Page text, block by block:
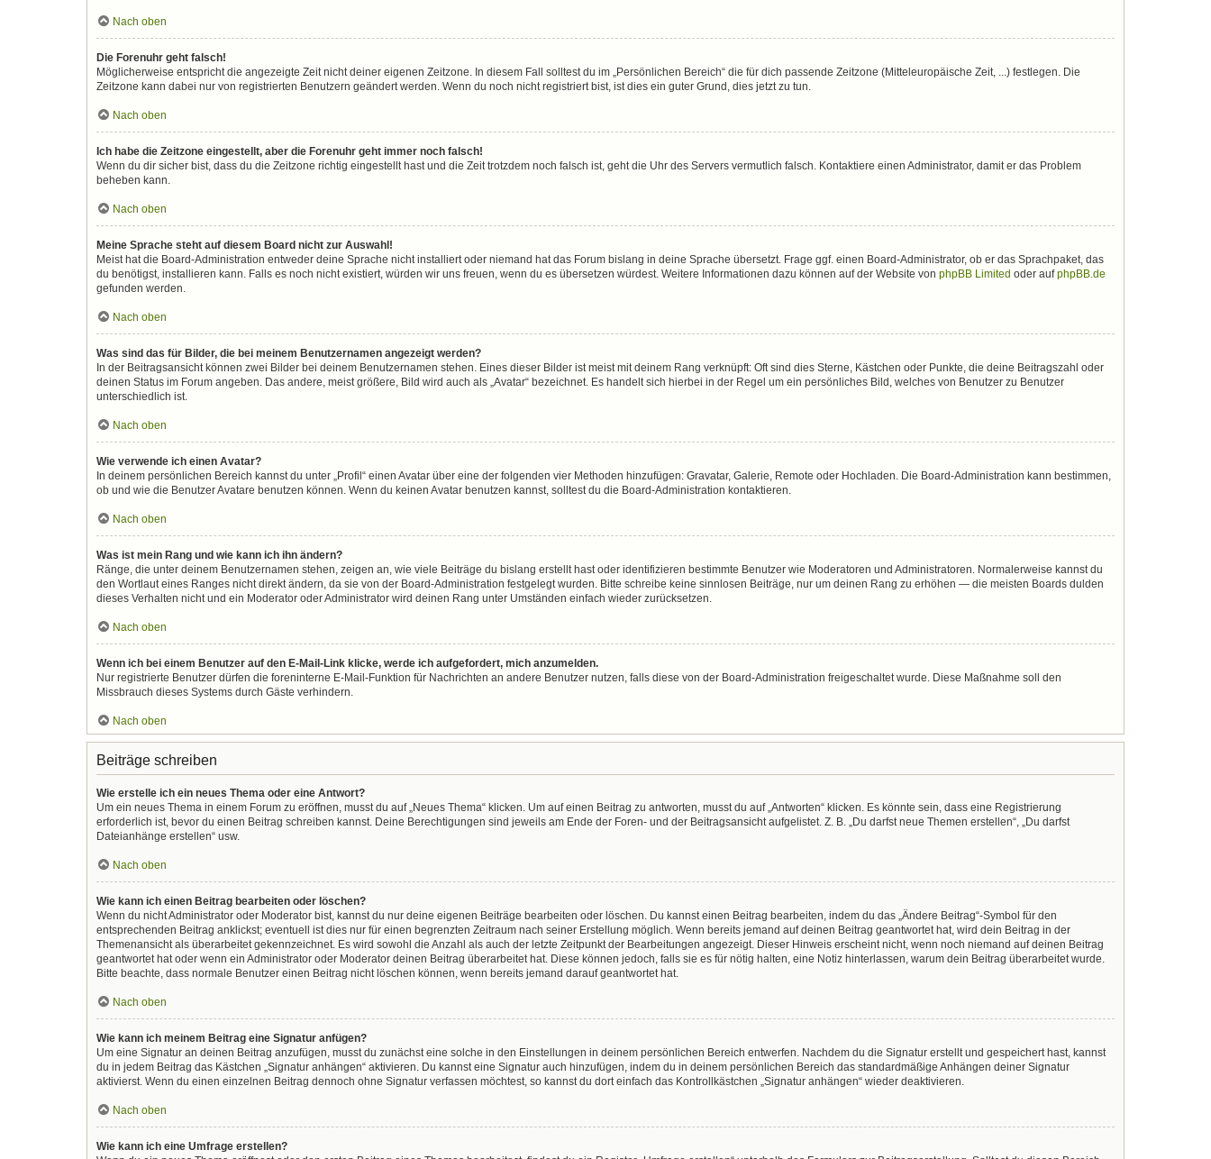
Nach oben
Die Forenuhr geht falsch!
Möglicherweise entspricht die angezeigte Zeit nicht deiner eigenen Zeitzone. In diesem Fall solltest du im „Persönlichen Bereich“ die für dich passende Zeitzone (Mitteleuropäische Zeit, ...) festlegen. Die
Zeitzone kann dabei nur von registrierten Benutzern geändert werden. Wenn du noch nicht registriert bist, ist dies ein guter Grund, dies jetzt zu tun.
Nach oben
Ich habe die Zeitzone eingestellt, aber die Forenuhr geht immer noch falsch!
Wenn du dir sicher bist, dass du die Zeitzone richtig eingestellt hast und die Zeit trotzdem noch falsch ist, geht die Uhr des Servers vermutlich falsch. Kontaktiere einen Administrator, damit er das Problem
beheben kann.
Nach oben
Meine Sprache steht auf diesem Board nicht zur Auswahl!
Meist hat die Board-Administration entweder deine Sprache nicht installiert oder niemand hat das Forum bislang in deine Sprache übersetzt. Frage ggf. einen Board-Administrator, ob er das Sprachpaket, das
du benötigst, installieren kann. Falls es noch nicht existiert, würden wir uns freuen, wenn du es übersetzen würdest. Weitere Informationen dazu können auf der Website von phpBB Limited oder aufphpBB.de
gefunden werden.
Nach oben
Was sind das für Bilder, die bei meinem Benutzernamen angezeigt werden?
In der Beitragsansicht können zwei Bilder bei deinem Benutzernamen stehen. Eines dieser Bilder ist meist mit deinem Rang verknüpft: Oft sind dies Sterne, Kästchen oder Punkte, die deine Beitragszahl oder
deinen Status im Forum angeben. Das andere, meist größere, Bild wird auch als „Avatar“ bezeichnet. Es handelt sich hierbei in der Regel um ein persönliches Bild, welches von Benutzer zu Benutzer
unterschiedlich ist.
Nach oben
Wie verwende ich einen Avatar?
In deinem persönlichen Bereich kannst du unter „Profil“ einen Avatar über eine der folgenden vier Methoden hinzufügen: Gravatar, Galerie, Remote oder Hochladen. Die Board-Administration kann bestimmen,
ob und wie die Benutzer Avatare benutzen können. Wenn du keinen Avatar benutzen kannst, solltest du die Board-Administration kontaktieren.
Nach oben
Was ist mein Rang und wie kann ich ihn ändern?
Ränge, die unter deinem Benutzernamen stehen, zeigen an, wie viele Beiträge du bislang erstellt hast oder identifizieren bestimmte Benutzer wie Moderatoren und Administratoren. Normalerweise kannst du
den Wortlaut eines Ranges nicht direkt ändern, da sie von der Board-Administration festgelegt wurden. Bitte schreibe keine sinnlosen Beiträge, nur um deinen Rang zu erhöhen — die meisten Boards dulden
dieses Verhalten nicht und ein Moderator oder Administrator wird deinen Rang unter Umständen einfach wieder zurücksetzen.
Nach oben
Wenn ich bei einem Benutzer auf den E-Mail-Link klicke, werde ich aufgefordert, mich anzumelden.
Nur registrierte Benutzer dürfen die foreninterne E-Mail-Funktion für Nachrichten an andere Benutzer nutzen, falls diese von der Board-Administration freigeschaltet wurde. Diese Maßnahme soll den
Missbrauch dieses Systems durch Gäste verhindern.
Nach oben
Beiträge schreiben
Wie erstelle ich ein neues Thema oder eine Antwort?
Um ein neues Thema in einem Forum zu eröffnen, musst du auf „Neues Thema“ klicken. Um auf einen Beitrag zu antworten, musst du auf „Antworten“ klicken. Es könnte sein, dass eine Registrierung
erforderlich ist, bevor du einen Beitrag schreiben kannst. Deine Berechtigungen sind jeweils am Ende der Foren- und der Beitragsansicht aufgelistet. Z. B. „Du darfst neue Themen erstellen“, „Du darfst
Dateianhänge erstellen“ usw.
Nach oben
Wie kann ich einen Beitrag bearbeiten oder löschen?
Wenn du nicht Administrator oder Moderator bist, kannst du nur deine eigenen Beiträge bearbeiten oder löschen. Du kannst einen Beitrag bearbeiten, indem du das „Ändere Beitrag“-Symbol für den
entsprechenden Beitrag anklickst; eventuell ist dies nur für einen begrenzten Zeitraum nach seiner Erstellung möglich. Wenn bereits jemand auf deinen Beitrag geantwortet hat, wird dein Beitrag in der
Themenansicht als überarbeitet gekennzeichnet. Es wird sowohl die Anzahl als auch der letzte Zeitpunkt der Bearbeitungen angezeigt. Dieser Hinweis erscheint nicht, wenn noch niemand auf deinen Beitrag
geantwortet hat oder wenn ein Administrator oder Moderator deinen Beitrag überarbeitet hat. Diese können jedoch, falls sie es für nötig halten, eine Notiz hinterlassen, warum dein Beitrag überarbeitet wurde.
Bitte beachte, dass normale Benutzer einen Beitrag nicht löschen können, wenn bereits jemand darauf geantwortet hat.
Nach oben
Wie kann ich meinem Beitrag eine Signatur anfügen?
Um eine Signatur an deinen Beitrag anzufügen, musst du zunächst eine solche in den Einstellungen in deinem persönlichen Bereich entwerfen. Nachdem du die Signatur erstellt und gespeichert hast, kannst
du in jedem Beitrag das Kästchen „Signatur anhängen“ aktivieren. Du kannst eine Signatur auch hinzufügen, indem du in deinem persönlichen Bereich das standardmäßige Anhängen deiner Signatur
aktivierst. Wenn du einen einzelnen Beitrag dennoch ohne Signatur verfassen möchtest, so kannst du dort einfach das Kontrollkästchen „Signatur anhängen“ wieder deaktivieren.
Nach oben
Wie kann ich eine Umfrage erstellen?